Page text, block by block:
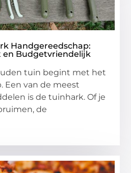
Handgereedschap:
en Budgetvriendelijk
tuin begint met het
Een van de meest
is de tuinhark. Of je
de